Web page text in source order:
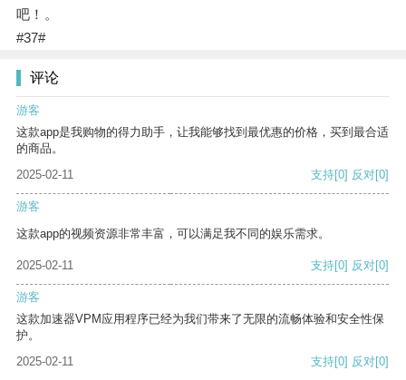
吧！。
#37#
评论
游客
这款app是我购物的得力助手，让我能够找到最优惠的价格，买到最合适
的商品。
2025-02-11
支持[0] 反对[0]
游客
这款app的视频资源非常丰富，可以满足我不同的娱乐需求。
2025-02-11 支持[0] 反对[0]
游客
这款加速器VPM应用程序已经为我们带来了无限的流畅体验和安全性保
护。
2025-02-11
支持[0] 反对[0]